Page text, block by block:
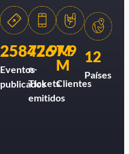
258426
Eventos
publicados
77.9M
e-
Tickets
emitidos
7.9
M
Clientes
12
Países